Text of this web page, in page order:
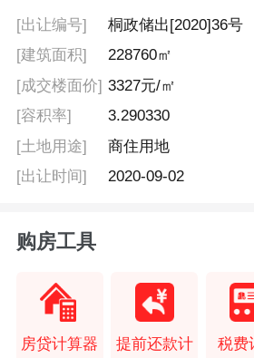
[出让编号]
桐政储出[2020]36号
[建筑面积]
228760㎡
[成交楼面价] 3327元/㎡
[容积率]
3.290330
[土地用途]
商住用地
[出让时间]
2020-09-02
购房工具
房贷计算器 提前还款计 税费